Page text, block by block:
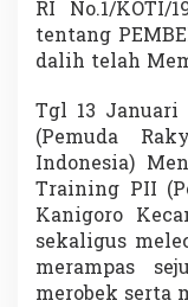
RI No.1/KOTI/
tentang
dalih telah
Tgl 13 Januari
(Pemuda
Indonesia)
Training PII
Kanigoro
sekaligus
merampas
merobek serta